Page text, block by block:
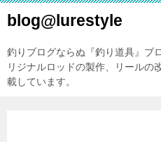
blog@lurestyle
釣りブログならぬ『釣り道具』ブ
リジナルロッドの製作、リールの
載しています。